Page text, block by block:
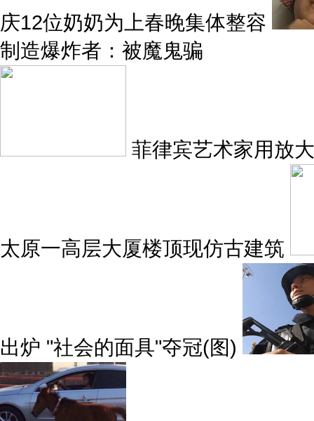
庆12位奶奶为上春晚集体整容
制造爆炸者：被魔鬼骗
菲律宾艺术家用放
太原一高层大厦楼顶现仿古建筑
出炉 "社会的面具"夺冠(图)